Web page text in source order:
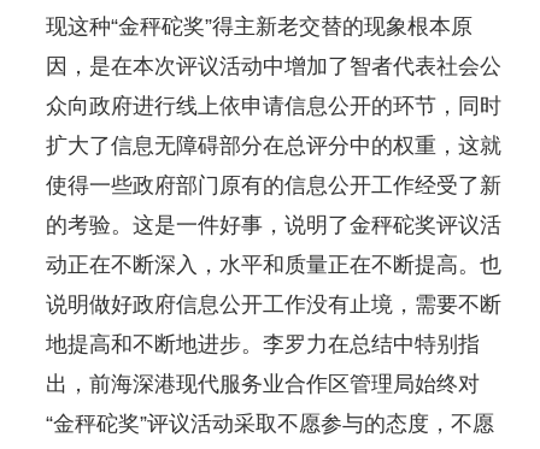
现这种“金秤砣奖”得主新老交替的现象根本原
因，是在本次评议活动中增加了智者代表社会公
众向政府进行线上依申请信息公开的环节，同时
扩大了信息无障碍部分在总评分中的权重，这就
使得一些政府部门原有的信息公开工作经受了新
的考验。这是一件好事，说明了金秤砣奖评议活
动正在不断深入，水平和质量正在不断提高。也
说明做好政府信息公开工作没有止境，需要不断
地提高和不断地进步。李罗力在总结中特别指
出，前海深港现代服务业合作区管理局始终对
“金秤砣奖”评议活动采取不愿参与的态度，不愿